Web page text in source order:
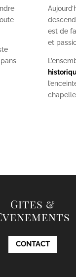
est de
et
Gites &
CONTACT